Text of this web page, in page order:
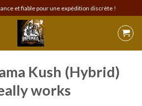
et fiable pour une expédition discrète !
Kush (Hybrid)
works